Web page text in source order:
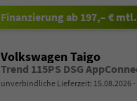
ab 197,– € mtl.
Volkswagen Taigo
unverbindliche Lieferzeit: 15.08.2026